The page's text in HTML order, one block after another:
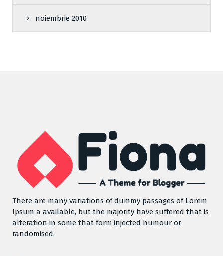
noiembrie 2010
There are many variations of dummy passages of Lorem
Ipsum a available, but the majority have suffered that is
alteration in some that form injected humour or
randomised.